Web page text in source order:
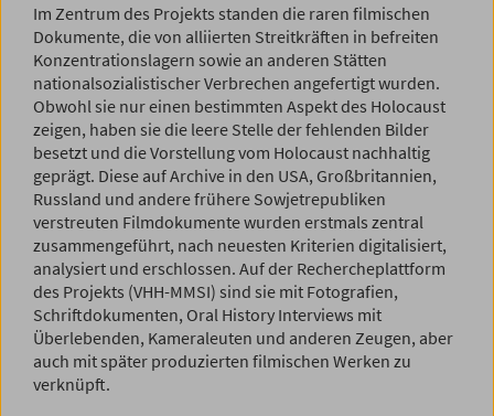
Im Zentrum des Projekts standen die raren filmischen
Dokumente, die von alliierten Streitkräften in befreiten
Konzentrationslagern sowie an anderen Stätten
nationalsozialistischer Verbrechen angefertigt wurden.
Obwohl sie nur einen bestimmten Aspekt des Holocaust
zeigen, haben sie die leere Stelle der fehlenden Bilder
besetzt und die Vorstellung vom Holocaust nachhaltig
geprägt. Diese auf Archive in den USA, Großbritannien,
Russland und andere frühere Sowjetrepubliken
verstreuten Filmdokumente wurden erstmals zentral
zusammengeführt, nach neuesten Kriterien digitalisiert,
analysiert und erschlossen. Auf der Rechercheplattform
des Projekts (VHH-MMSI) sind sie mit Fotografien,
Schriftdokumenten, Oral History Interviews mit
Überlebenden, Kameraleuten und anderen Zeugen, aber
auch mit später produzierten filmischen Werken zu
verknüpft.